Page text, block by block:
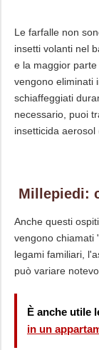
Le farfalle non
insetti volanti nel
e la maggior
vengono eliminati
schiaffeggiati
necessario, puoi
insetticida aerosol
Millepiedi:
Anche questi
vengono chiamati
legami familiari,
può variare
È anche utile
in un